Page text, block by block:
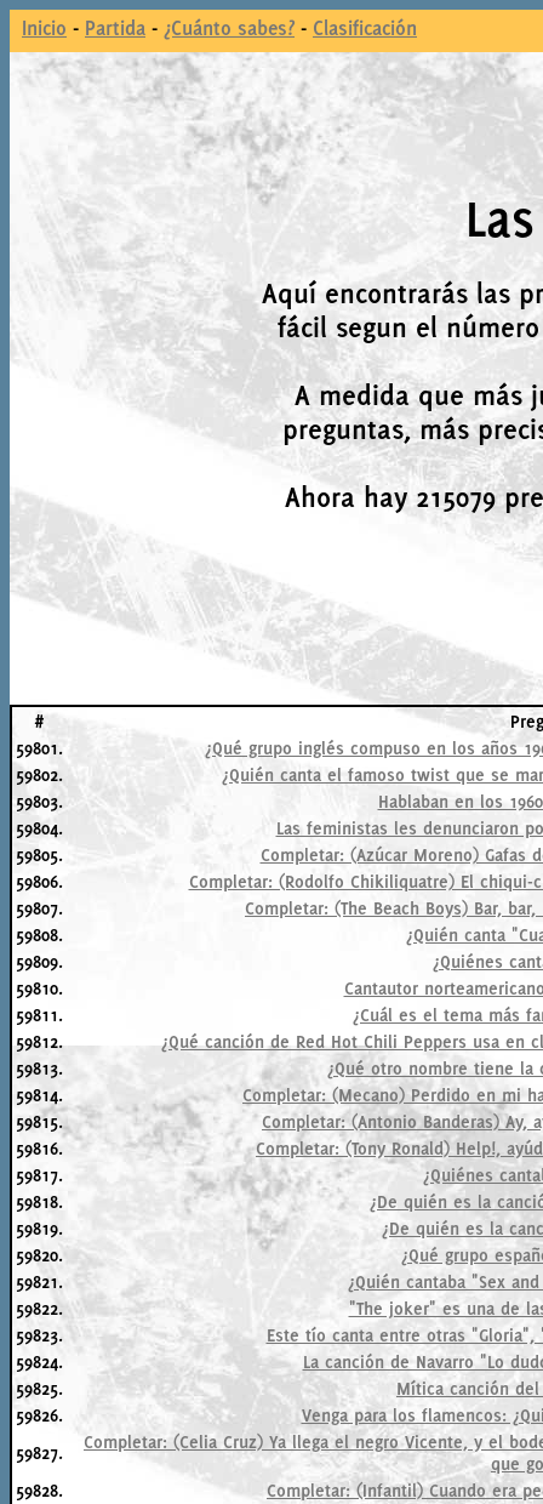
Inicio - Partida - ¿Cuánto sabes? - Clasificación
Aquí encontrarás las
fácil segun el
A medida que más
preguntas, más
Ahora hay 215079
#
59801.
¿Qué grupo inglés compuso en los años
59802.
¿Quién canta el famoso twist que se
59803.
Hablaban en los
59804.
Las feministas les denunciaron
59805.
Completar: (Azúcar Moreno) Gafas
59806.
Completar: (Rodolfo Chikiliquatre) El
59807.
Completar: (The Beach Boys) Bar,
59808.
¿Quién canta
59809.
¿Quiénes
59810.
Cantautor
59811.
¿Cuál es el tema más
59812.
¿Qué canción de Red Hot Chili Peppers usa en
59813.
¿Qué otro nombre tiene la
59814.
Completar: (Mecano) Perdido en mi
59815.
Completar: (Antonio Banderas) Ay,
59816.
Completar: (Tony Ronald) Help!,
59817.
¿Quiénes
59818.
¿De quién es la
59819.
¿De quién es la
59820.
¿Qué grupo
59821.
¿Quién cantaba "Sex
59822.
"The joker" es una de
59823.
Este tío canta entre otras
59824.
La canción de Navarro "Lo
59825.
Mítica canción
59826.
Venga para los flamencos:
59827.
Completar: (Celia Cruz) Ya llega el negro Vicente, y el
que
59828.
Completar: (Infantil) Cuando era